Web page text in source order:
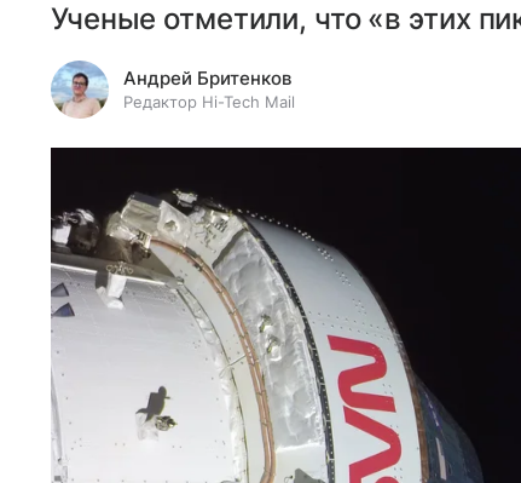
Ученые отметили, что «в этих
Андрей Бритенков
Редактор Hi-Tech Mail